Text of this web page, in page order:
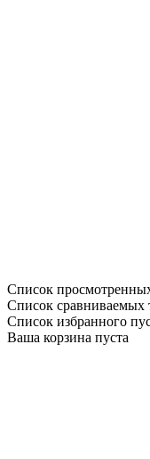
Список
Список сравниваемых
Список избранного
Ваша корзина пуста